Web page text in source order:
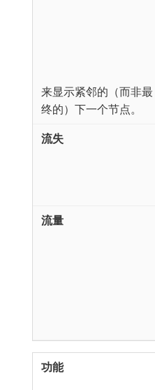
来显示紧邻的（而非最
终的）下一个节点。